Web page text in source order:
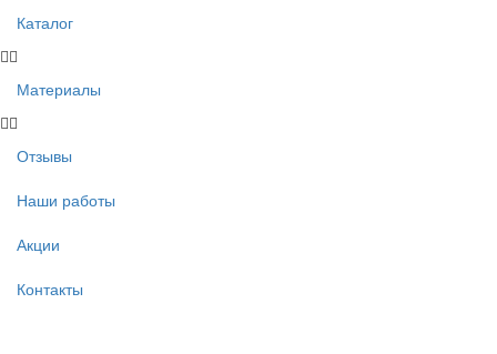
Каталог
Материалы
Отзывы
Наши работы
Акции
Контакты